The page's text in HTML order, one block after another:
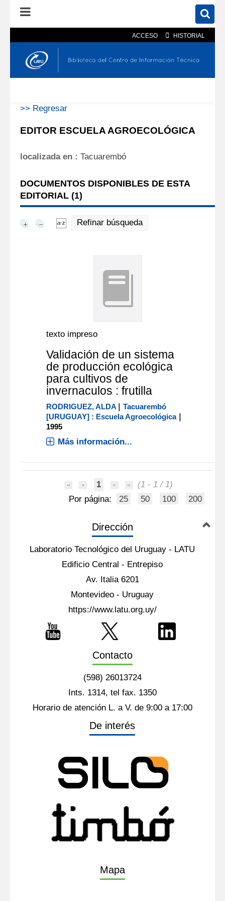
ACCESO HISTORIAL
En el catálogo En el sitio
>> Regresar
EDITOR ESCUELA AGROECOLÓGICA
localizada en : Tacuarembó
DOCUMENTOS DISPONIBLES DE ESTA
EDITORIAL (1)
Refinar búsqueda
texto impreso
Validación de un sistema
de producción ecológica
para cultivos de
invernaculos : frutilla
RODRIGUEZ, ALDA |Tacuarembó
[URUGUAY] : Escuela Agroecológica|
1995
Más información...
1
(1 - 1 / 1)
Por página:
25 50 100 200
Dirección
Laboratorio Tecnológico del Uruguay - LATU
Edificio Central - Entrepiso
Av. Italia 6201
Montevideo - Uruguay
https://www.latu.org.uy/
Contacto
(598) 26013724
Ints. 1314, tel fax. 1350
Horario de atención L. a V. de 9:00 a 17:00
De interés
Mapa